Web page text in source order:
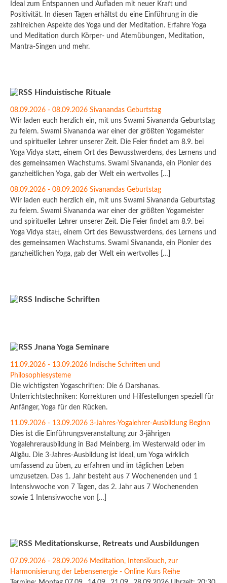
Ideal zum Entspannen und Aufladen mit neuer Kraft und
Positivität. In diesen Tagen erhältst du eine Einführung in die
zahlreichen Aspekte des Yoga und der Meditation. Erfahre Yoga
und Meditation durch Körper- und Atemübungen, Meditation,
Mantra-Singen und mehr.
Hinduistische Rituale
08.09.2026 - 08.09.2026 Sivanandas Geburtstag
Wir laden euch herzlich ein, mit uns Swami Sivananda Geburtstag
zu feiern. Swami Sivananda war einer der größten Yogameister
und spiritueller Lehrer unserer Zeit. Die Feier findet am 8.9. bei
Yoga Vidya statt, einem Ort des Bewusstwerdens, des Lernens und
des gemeinsamen Wachstums. Swami Sivananda, ein Pionier des
ganzheitlichen Yoga, gab der Welt ein wertvolles […]
08.09.2026 - 08.09.2026 Sivanandas Geburtstag
Wir laden euch herzlich ein, mit uns Swami Sivananda Geburtstag
zu feiern. Swami Sivananda war einer der größten Yogameister
und spiritueller Lehrer unserer Zeit. Die Feier findet am 8.9. bei
Yoga Vidya statt, einem Ort des Bewusstwerdens, des Lernens und
des gemeinsamen Wachstums. Swami Sivananda, ein Pionier des
ganzheitlichen Yoga, gab der Welt ein wertvolles […]
Indische Schriften
Jnana Yoga Seminare
11.09.2026 - 13.09.2026 Indische Schriften und
Philosophiesysteme
Die wichtigsten Yogaschriften: Die 6 Darshanas.
Unterrichtstechniken: Korrekturen und Hilfestellungen speziell für
Anfänger, Yoga für den Rücken.
11.09.2026 - 13.09.2026 3-Jahres-Yogalehrer-Ausbildung Beginn
Dies ist die Einführungsveranstaltung zur 3-jährigen
Yogalehrerausbildung in Bad Meinberg, im Westerwald oder im
Allgäu. Die 3-Jahres-Ausbildung ist ideal, um Yoga wirklich
umfassend zu üben, zu erfahren und im täglichen Leben
umzusetzen. Das 1. Jahr besteht aus 7 Wochenenden und 1
Intensivwoche von 7 Tagen, das 2. Jahr aus 7 Wochenenden
sowie 1 Intensivwoche von […]
Meditationskurse, Retreats und Ausbildungen
07.09.2026 - 28.09.2026 Meditation, IntensTouch, zur
Harmonisierung der Lebensenergie - Online Kurs Reihe